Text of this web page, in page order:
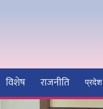
विशेष राजनीति प्रदेश